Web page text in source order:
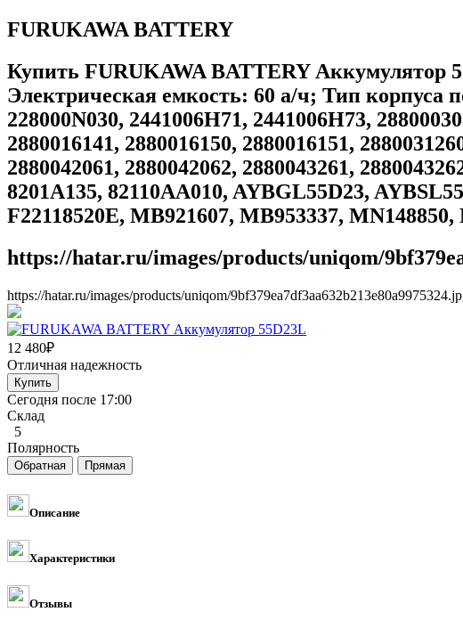
FURUKAWA BATTERY
Купить FURUKAWA BATTERY Аккумулятор
Электрическая емкость: 60 а/ч; Тип корпуса
228000N030, 2441006H71, 2441006H73,
2880016141, 2880016150, 2880016151,
2880042061, 2880042062, 2880043261,
8201A135, 82110AA010, AYBGL55D23,
F22118520E, MB921607, MB953337,
https://hatar.ru/images/products/uniqom/
https://hatar.ru/images/products/uniqom/
12 480₽
Отличная надежность
Сегодня после 17:00
Склад
5
Полярность
Описание
Характеристики
Отзывы